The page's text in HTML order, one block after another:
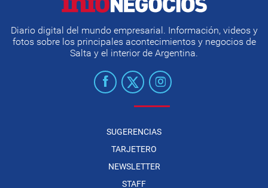
Diario digital del mundo empresarial. Información, videos y
fotos sobre los principales acontecimientos y negocios de
Salta y el interior de Argentina.
SUGERENCIAS
TARJETERO
NEWSLETTER
STAFF